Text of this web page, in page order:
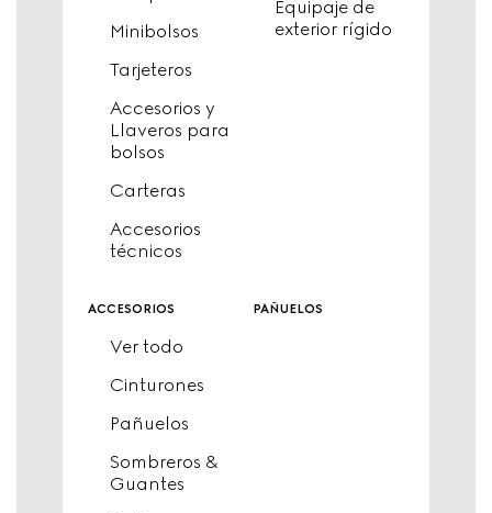
Minibolsos
Tarjeteros
Accesorios y
Llaveros para
bolsos
Carteras
Accesorios
técnicos
Equipaje de
exterior rígido
accesorios
Ver todo
Cinturones
Pañuelos
Sombreros &
Guantes
pañuelos